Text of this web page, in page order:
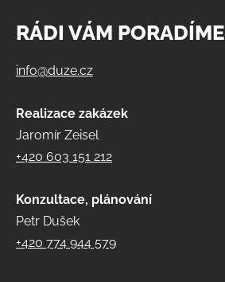
RÁDI VÁM PORADÍME
info@duze.cz
Realizace zakázek
Jaromír Zeisel
+420 603 151 212
Konzultace, plánování
Petr Dušek
+420 774 944 579